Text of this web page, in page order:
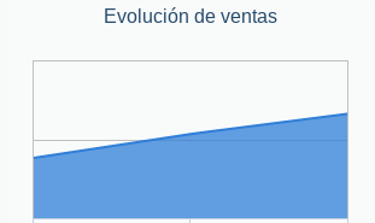
Evolución de ventas